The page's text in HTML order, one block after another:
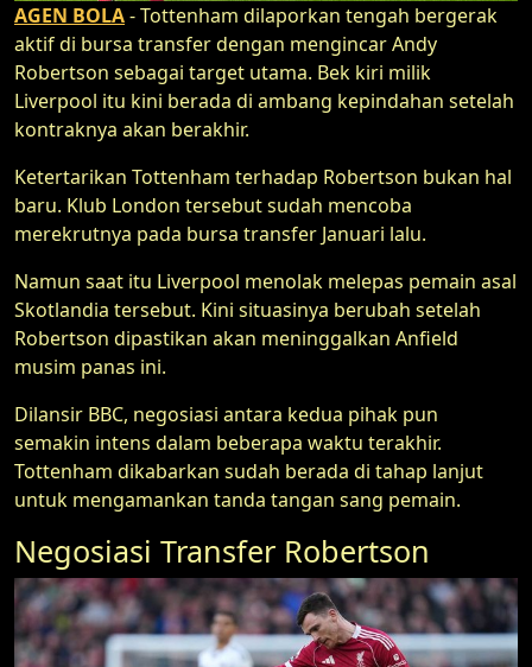
AGEN BOLA- Tottenham dilaporkan tengah bergerak
aktif di bursa transfer dengan mengincar Andy
Robertson sebagai target utama. Bek kiri milik
Liverpool itu kini berada di ambang kepindahan setelah
kontraknya akan berakhir.
Ketertarikan Tottenham terhadap Robertson bukan hal
baru. Klub London tersebut sudah mencoba
merekrutnya pada bursa transfer Januari lalu.
Namun saat itu Liverpool menolak melepas pemain asal
Skotlandia tersebut. Kini situasinya berubah setelah
Robertson dipastikan akan meninggalkan Anfield
musim panas ini.
Dilansir BBC, negosiasi antara kedua pihak pun
semakin intens dalam beberapa waktu terakhir.
Tottenham dikabarkan sudah berada di tahap lanjut
untuk mengamankan tanda tangan sang pemain.
Negosiasi Transfer Robertson